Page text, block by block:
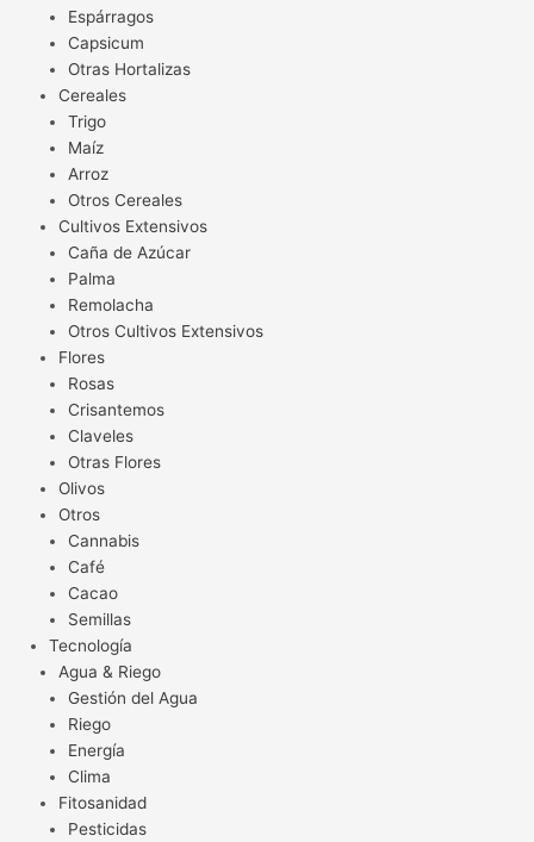
Espárragos
Capsicum
Otras Hortalizas
Cereales
Trigo
Maíz
Arroz
Otros Cereales
Cultivos Extensivos
Caña de Azúcar
Palma
Remolacha
Otros Cultivos Extensivos
Flores
Rosas
Crisantemos
Claveles
Otras Flores
Olivos
Otros
Cannabis
Café
Cacao
Semillas
Tecnología
Agua & Riego
Gestión del Agua
Riego
Energía
Clima
Fitosanidad
Pesticidas